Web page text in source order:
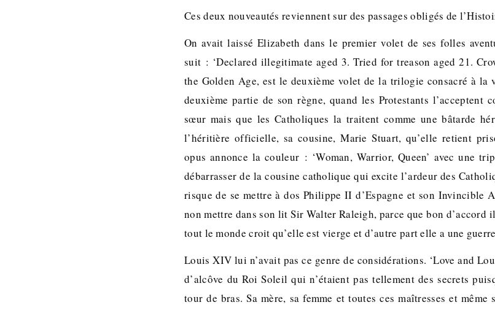
Ces deux nouveautés reviennent sur des passages obligés de
On avait laissé Elizabeth dans le premier volet de ses folles
suit : ‘Declared illegitimate aged 3. Tried for treason aged 21.
the Golden Age, est le deuxième volet de la trilogie consacré à la
deuxième partie de son règne, quand les Protestants l’acceptent
sœur mais que les Catholiques la traitent comme une bâtarde
l’héritière officielle, sa cousine, Marie Stuart, qu’elle retient
opus annonce la couleur : ‘Woman, Warrior, Queen’ avec une
débarrasser de la cousine catholique qui excite l’ardeur des
risque de se mettre à dos Philippe II d’Espagne et son Invincible
non mettre dans son lit Sir Walter Raleigh, parce que bon d’accord
tout le monde croit qu’elle est vierge et d’autre part elle a une
Louis XIV lui n’avait pas ce genre de considérations. ‘Love and
d’alcôve du Roi Soleil qui n’étaient pas tellement des secrets
tour de bras. Sa mère, sa femme et toutes ces maîtresses et